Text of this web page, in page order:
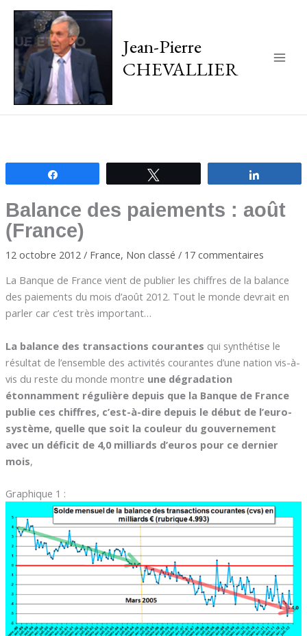
Jean-Pierre
CHEVALLIER
Balance des paiements : août
(France)
12 octobre 2012 / France, Non classé / 17 commentaires
La Banque de France vient de publier les chiffres de la balance
des paiements du mois d’août 2012. Tout le monde devrait en
parler car c’est très important…
La balance des transactions courantes qui synthétise le
résultat de l’ensemble des activités courantes d’une nation vis-à-
vis du reste du monde montre une dégradation
étonnamment régulière depuis que la Banque de France
publie ces chiffres, c’est-à-dire depuis le début de l’euro-
système, quelle que soit la couleur du gouvernement
avec un déficit de 4,0 milliards d’euros pour ce dernier
mois,
Graphique 1 :